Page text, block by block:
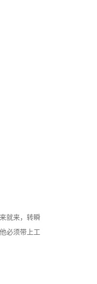
就来，转瞬
必须带上工